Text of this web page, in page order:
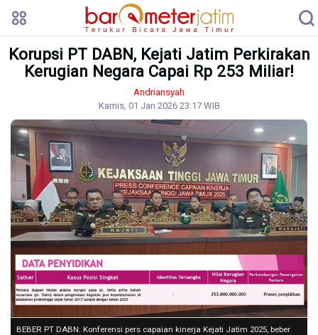
Korupsi PT DABN, Kejati Jatim Perkirakan
Kerugian Negara Capai Rp 253 Miliar!
Andriansyah
Kamis, 01 Jan 2026 23:17 WIB
BEBER PT DABN: Konferensi pers capaian kinerja Kejati Jatim 2025, beber